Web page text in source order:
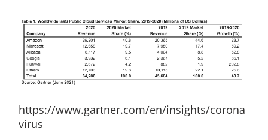
https://www.gartner.com/en/insights/corona
virus